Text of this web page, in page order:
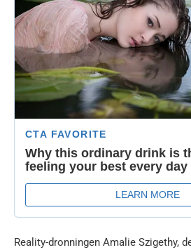
Reality-dronningen Amalie Szigethy,